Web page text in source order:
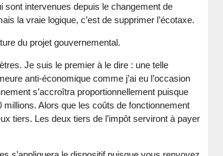
intervenues depuis le changement de
la vraie logique, c’est de supprimer l’écotaxe.
du projet gouvernemental.
Je suis le premier à le dire : une telle
anti-économique comme j’ai eu l’occasion
s’accroîtra proportionnellement puisque
Alors que les coûts de fonctionnement
tiers. Les deux tiers de l’impôt serviront à payer